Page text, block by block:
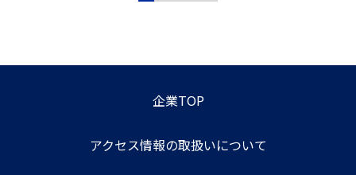
企業TOP
アクセス情報の取扱いについて